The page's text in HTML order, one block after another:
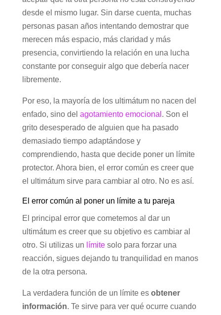
desde el mismo lugar. Sin darse cuenta, muchas
personas pasan años intentando demostrar que
merecen más espacio, más claridad y más
presencia, convirtiendo la relación en una lucha
constante por conseguir algo que debería nacer
libremente.
Por eso, la mayoría de los ultimátum no nacen del
enfado, sino del agotamiento emocional . Son el
grito desesperado de alguien que ha pasado
demasiado tiempo adaptándose y
comprendiendo, hasta que decide poner un límite
protector. Ahora bien, el error común es creer que
el ultimátum sirve para cambiar al otro. No es así.
El error común al poner un límite a tu pareja
El principal error que cometemos al dar un
ultimátum es creer que su objetivo es cambiar al
otro. Si utilizas un límitesolo para forzar una
reacción, sigues dejando tu tranquilidad en manos
de la otra persona.
La verdadera función de un límite es obtener
información. Te sirve para ver qué ocurre cuando